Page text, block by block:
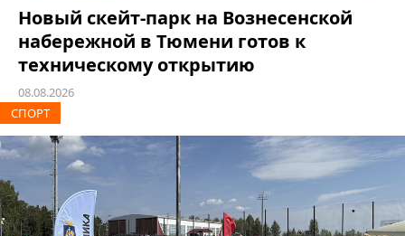
Новый скейт-парк на Вознесенской
набережной в Тюмени готов к
техническому открытию
08.08.2026
СПОРТ